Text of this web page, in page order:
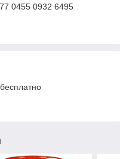
0455 0932 6495